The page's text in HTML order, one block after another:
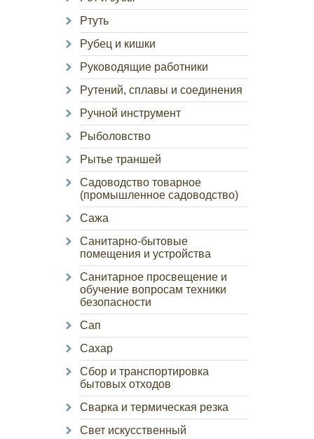
Ртуть
Рубец и кишки
Руководящие работники
Рутений, сплавы и соединения
Ручной инструмент
Рыболовство
Рытье траншей
Садоводство товарное
(промышленное садоводство)
Сажа
Санитарно-бытовые
помещения и устройства
Санитарное просвещение и
обучение вопросам техники
безопасности
Сап
Сахар
Сбор и транспортировка
бытовых отходов
Сварка и термическая резка
Свет искусственный